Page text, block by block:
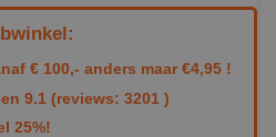
€ 100,- anders maar €4,95 !
9.1 (reviews: 3201 )
25%!